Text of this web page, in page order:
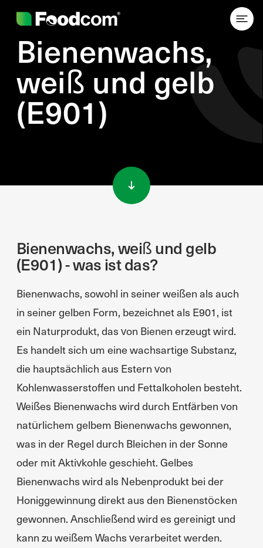
Bienenwachs,
weiß und gelb
(E901)
Bienenwachs, weiß und gelb
(E901) - was ist das?
Bienenwachs, sowohl in seiner weißen als auch
in seiner gelben Form, bezeichnet als E901, ist
ein Naturprodukt, das von Bienen erzeugt wird.
Es handelt sich um eine wachsartige Substanz,
die hauptsächlich aus Estern von
Kohlenwasserstoffen und Fettalkoholen besteht.
Weißes Bienenwachs wird durch Entfärben von
natürlichem gelbem Bienenwachs gewonnen,
was in der Regel durch Bleichen in der Sonne
oder mit Aktivkohle geschieht. Gelbes
Bienenwachs wird als Nebenprodukt bei der
Honiggewinnung direkt aus den Bienenstöcken
gewonnen. Anschließend wird es gereinigt und
kann zu weißem Wachs verarbeitet werden.